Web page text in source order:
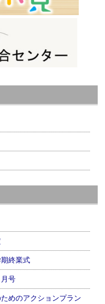
終業式
号
めのアクションプラン